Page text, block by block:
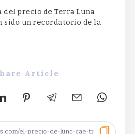
del precio de Terra Luna
sido un recordatorio de la
Article